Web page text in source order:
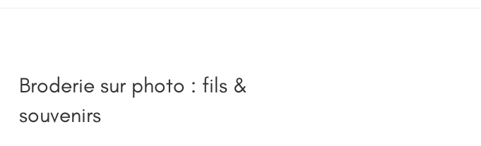
Broderie sur photo : fils &
souvenirs